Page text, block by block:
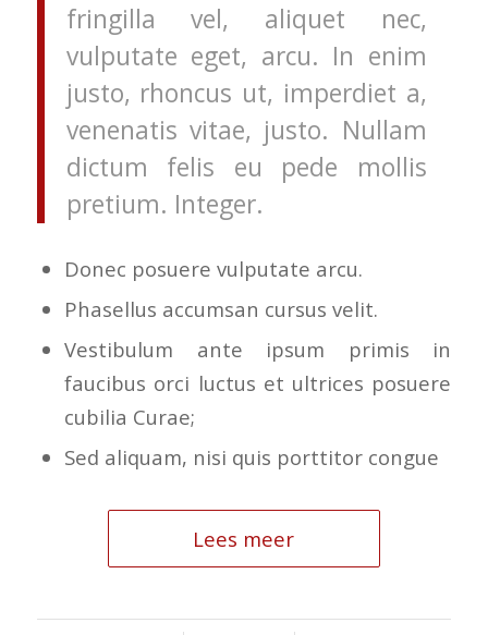
fringilla vel, aliquet nec,
vulputate eget, arcu. In enim
justo, rhoncus ut, imperdiet a,
venenatis vitae, justo. Nullam
dictum felis eu pede mollis
pretium. Integer.
Donec posuere vulputate arcu.
Phasellus accumsan cursus velit.
Vestibulum ante ipsum primis in
faucibus orci luctus et ultrices posuere
cubilia Curae;
Sed aliquam, nisi quis porttitor congue
Lees meer